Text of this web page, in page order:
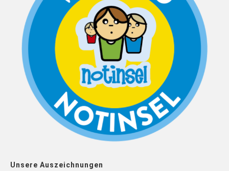
Unsere Auszeichnungen